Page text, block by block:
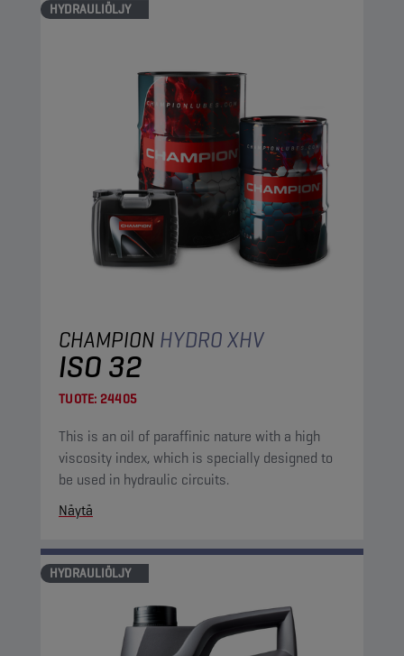
HYDRAULIÖLJY
CHAMPION HYDRO XHV
ISO 32
TUOTE: 24405
This is an oil of paraffinic nature with a high
viscosity index, which is specially designed to
be used in hydraulic circuits.
Näytä
HYDRAULIÖLJY